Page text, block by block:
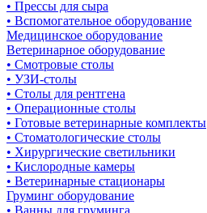
• Прессы для сыра
• Вспомогательное оборудование
Медицинское оборудование
Ветеринарное оборудование
• Смотровые столы
• УЗИ-столы
• Столы для рентгена
• Операционные столы
• Готовые ветеринарные комплекты
• Стоматологические столы
• Хирургические светильники
• Кислородные камеры
• Ветеринарные стационары
Груминг оборудование
• Ванны для груминга